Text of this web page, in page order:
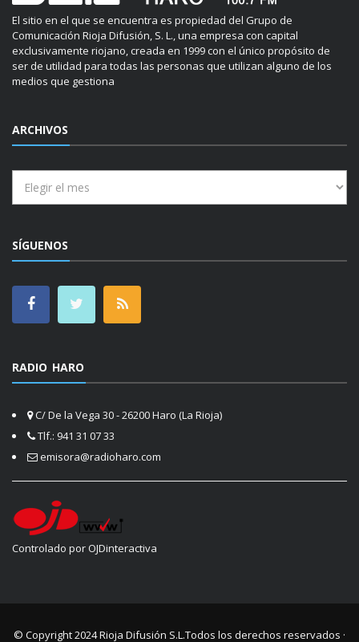
El sitio en el que se encuentra es propiedad del Grupo de
Comunicación Rioja Difusión, S. L., una empresa con capital
exclusivamente riojano, creada en 1999 con el único propósito de
ser de utilidad para todas las personas que utilizan alguno de los
medios que gestiona
ARCHIVOS
SÍGUENOS
RADIO HARO
C/ De la Vega 30 - 26200 Haro (La Rioja)
Tlf.: 941 31 07 33
emisora@radioharo.com
Controlado por OJDinteractiva
© Copyright 2024Rioja Difusión S.L.Todos los derechos reservados ·